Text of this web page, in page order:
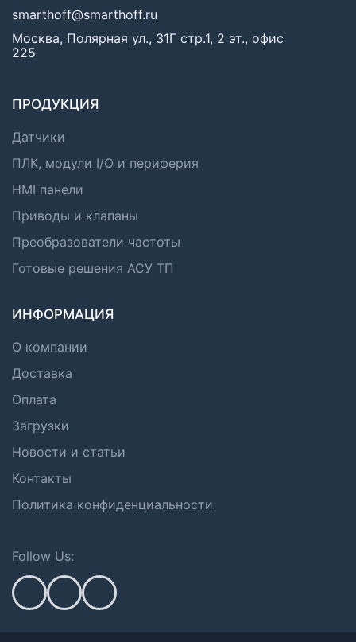
smarthoff@smarthoff.ru
Москва, Полярная ул., 31Г стр.1, 2 эт., офис
225
ПРОДУКЦИЯ
Датчики
ПЛК, модули I/O и периферия
HMI панели
Приводы и клапаны
Преобразователи частоты
Готовые решения АСУ ТП
ИНФОРМАЦИЯ
О компании
Доставка
Оплата
Загрузки
Новости и статьи
Контакты
Политика конфиденциальности
Follow Us: